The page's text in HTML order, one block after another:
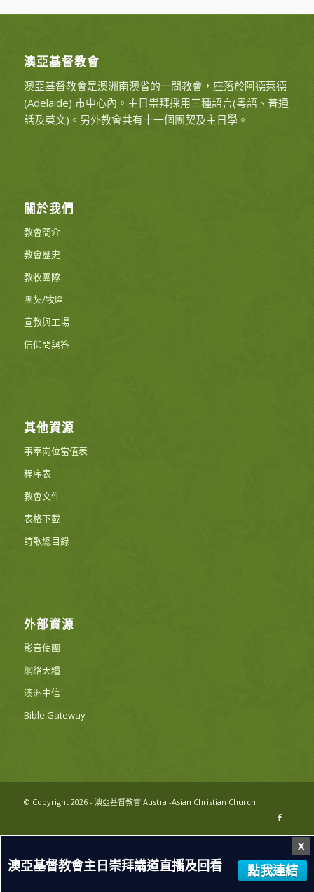
澳亞基督教會
澳亞基督教會是澳洲南澳省的一間教會，座落於阿德萊德
(Adelaide) 市中心內。主日祟拜採用三種語言(粵語、普通
話及英文)。另外教會共有十一個團契及主日學。
關於我們
教會簡介
教會歷史
教牧團隊
團契/牧區
宣教與工場
信仰問與答
其他資源
事奉崗位當值表
程序表
教會文件
表格下載
詩歌總目錄
外部資源
影音使團
網絡天糧
澳洲中信
Bible Gateway
© Copyright 2026 - 澳亞基督教會 Austral-Asian Christian Church
X
澳亞基督教會主日崇拜講道直播及回看 點我連結